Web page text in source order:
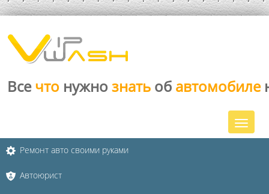
Все что нужно знать об автомобиле
Ремонт авто своими руками
Автоюрист